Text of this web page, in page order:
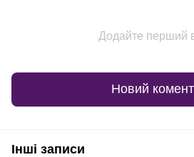
Додайте перший
Новий
Інші записи